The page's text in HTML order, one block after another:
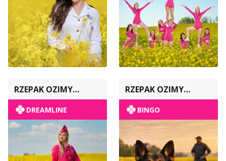
RZEPAK OZIMY
POPULACYJNY
DREAMLINE
RZEPAK OZIMY
POPULACYJNY
BINGO